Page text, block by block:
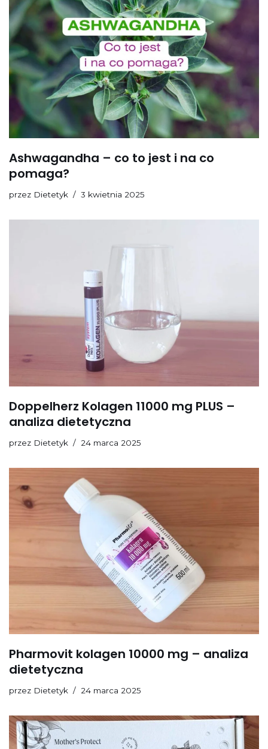
Ashwagandha – co to jest i na co
pomaga?
przez Dietetyk 3 kwietnia 2025
Doppelherz Kolagen 11000 mg PLUS –
analiza dietetyczna
przez Dietetyk 24 marca 2025
Pharmovit kolagen 10000 mg – analiza
dietetyczna
przez Dietetyk 24 marca 2025